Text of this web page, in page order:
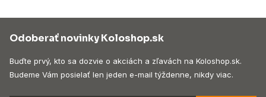
Odoberať novinky Koloshop.sk
Buďte prvý, kto sa dozvie o akciách a zľavách na Koloshop.sk.
Budeme Vám posielať len jeden e-mail týždenne, nikdy viac.